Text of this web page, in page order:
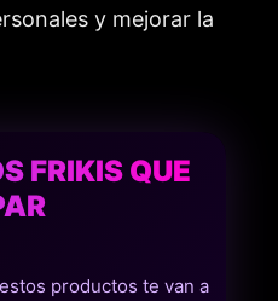
y mejorar la
FRIKIS QUE
productos te van a